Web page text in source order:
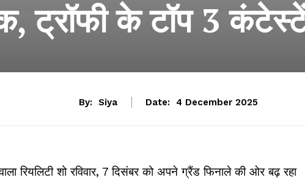
ट्रॉफी के टॉप 3
By: Siya Date: 4 December 2025
रियलिटी शो रविवार, 7 दिसंबर को अपने ग्रैंड फिनाले की ओर बढ़ रहा